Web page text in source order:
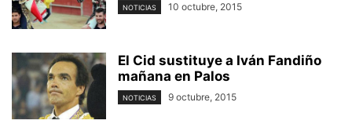
NOTICIAS 10 octubre, 2015
El Cid sustituye a Iván Fandiño
mañana en Palos
NOTICIAS 9 octubre, 2015